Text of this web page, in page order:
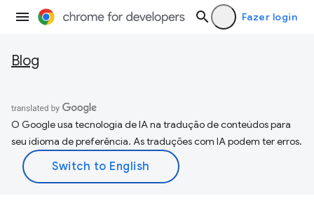
Fazer login
Blog
O Google usa tecnologia de IA na tradução de conteúdos para
seu idioma de preferência. As traduções com IA podem ter erros.